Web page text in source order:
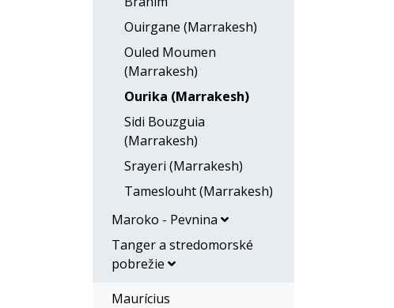
Ouirgane (Marrakesh)
Ouled Moumen
(Marrakesh)
Ourika (Marrakesh)
Sidi Bouzguia
(Marrakesh)
Srayeri (Marrakesh)
Tameslouht (Marrakesh)
Maroko - Pevnina
Tanger a stredomorské
pobrežie
Maurícius